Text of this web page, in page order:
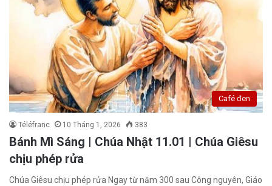
Café đen
Téléfranc 10 Tháng 1, 2026 383
Bánh Mì Sáng | Chúa Nhật 11.01 | Chúa Giêsu
chịu phép rửa
Chúa Giêsu chịu phép rửa Ngay từ năm 300 sau Công nguyên, Giáo